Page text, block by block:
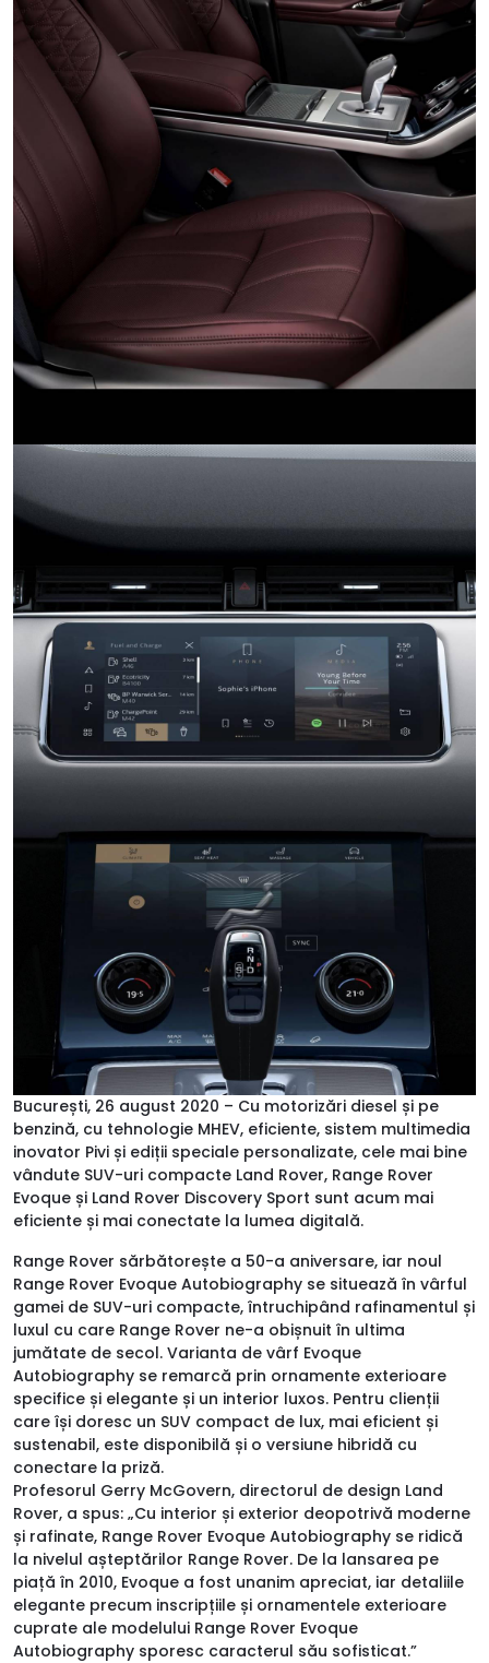
București, 26 august 2020 – Cu motorizări diesel și pe
benzină, cu tehnologie MHEV, eficiente, sistem multimedia
inovator Pivi și ediții speciale personalizate, cele mai bine
vândute SUV-uri compacte Land Rover, Range Rover
Evoque și Land Rover Discovery Sport sunt acum mai
eficiente și mai conectate la lumea digitală.
Range Rover sărbătorește a 50-a aniversare, iar noul
Range Rover Evoque Autobiography se situează în vârful
gamei de SUV-uri compacte, întruchipând rafinamentul și
luxul cu care Range Rover ne-a obișnuit în ultima
jumătate de secol. Varianta de vârf Evoque
Autobiography se remarcă prin ornamente exterioare
specifice și elegante și un interior luxos. Pentru clienții
care își doresc un SUV compact de lux, mai eficient și
sustenabil, este disponibilă și o versiune hibridă cu
conectare la priză.
Profesorul Gerry McGovern, directorul de design Land
Rover, a spus: „Cu interior și exterior deopotrivă moderne
și rafinate, Range Rover Evoque Autobiography se ridică
la nivelul așteptărilor Range Rover. De la lansarea pe
piață în 2010, Evoque a fost unanim apreciat, iar detaliile
elegante precum inscripțiile și ornamentele exterioare
cuprate ale modelului Range Rover Evoque
Autobiography sporesc caracterul său sofisticat.”